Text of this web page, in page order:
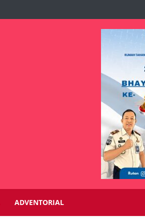
ADVENTORIAL